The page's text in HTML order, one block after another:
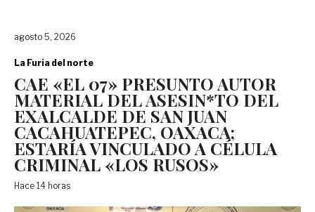
agosto 5, 2026
La Furia del norte
CAE «EL 07» PRESUNTO AUTOR
MATERIAL DEL ASESIN*TO DEL
EXALCALDE DE SAN JUAN
CACAHUATEPEC, OAXACA;
ESTARÍA VINCULADO A CÉLULA
CRIMINAL «LOS RUSOS»
Hace 14 horas